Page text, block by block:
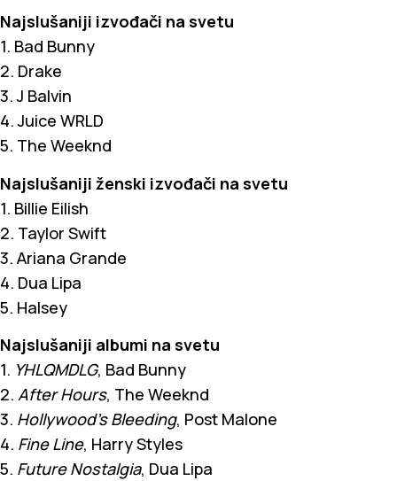
Najslušaniji izvođači na svetu
1. Bad Bunny
2. Drake
3. J Balvin
4. Juice WRLD
5. The Weeknd
Najslušaniji ženski izvođači na svetu
1. Billie Eilish
2. Taylor Swift
3. Ariana Grande
4. Dua Lipa
5. Halsey
Najslušaniji albumi na svetu
1. YHLQMDLG, Bad Bunny
2. After Hours, The Weeknd
3. Hollywood’s Bleeding, Post Malone
4. Fine Line, Harry Styles
5. Future Nostalgia, Dua Lipa